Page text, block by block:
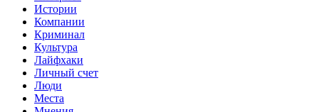
Истории
Компании
Криминал
Культура
Лайфхаки
Личный счет
Люди
Места